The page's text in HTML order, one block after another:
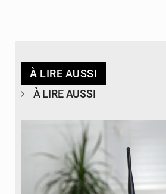
À LIRE AUSSI
À LIRE AUSSI